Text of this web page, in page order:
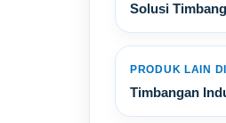
Solusi
PRODUK LAIN
Timbangan